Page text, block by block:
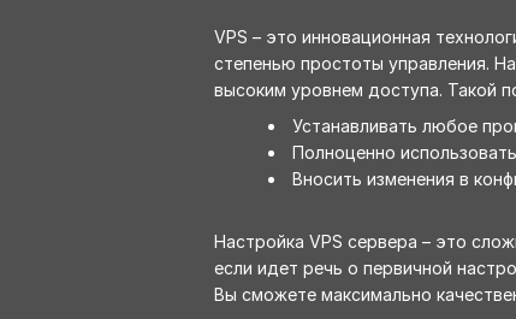
VPS – это инновационная
степенью простоты управления.
высоким уровнем доступа. Такой
Устанавливать любое
Полноценно
Вносить изменения в
Настройка VPS сервера – это
если идет речь о первичной
Вы сможете максимально